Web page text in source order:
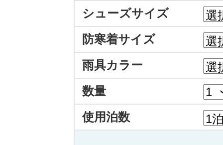
シューズサイズ
防寒着サイズ
雨具カラー
数量
使用泊数